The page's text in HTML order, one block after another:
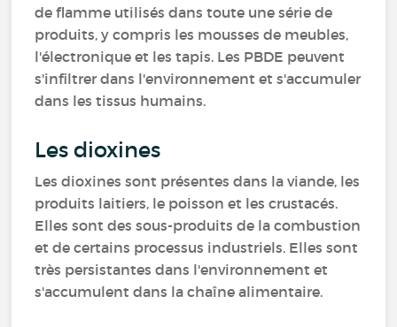
de flamme utilisés dans toute une série de
produits, y compris les mousses de meubles,
l'électronique et les tapis. Les PBDE peuvent
s'infiltrer dans l'environnement et s'accumuler
dans les tissus humains.
Les dioxines
Les dioxines sont présentes dans la viande, les
produits laitiers, le poisson et les crustacés.
Elles sont des sous-produits de la combustion
et de certains processus industriels. Elles sont
très persistantes dans l'environnement et
s'accumulent dans la chaîne alimentaire.